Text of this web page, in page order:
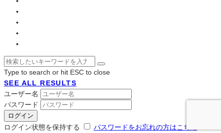
Type to search or hit ESC to close
SEE ALL RESULTS
ユーザー名
パスワード
ログイン状態を保持する パスワードをお忘れの方はこちら